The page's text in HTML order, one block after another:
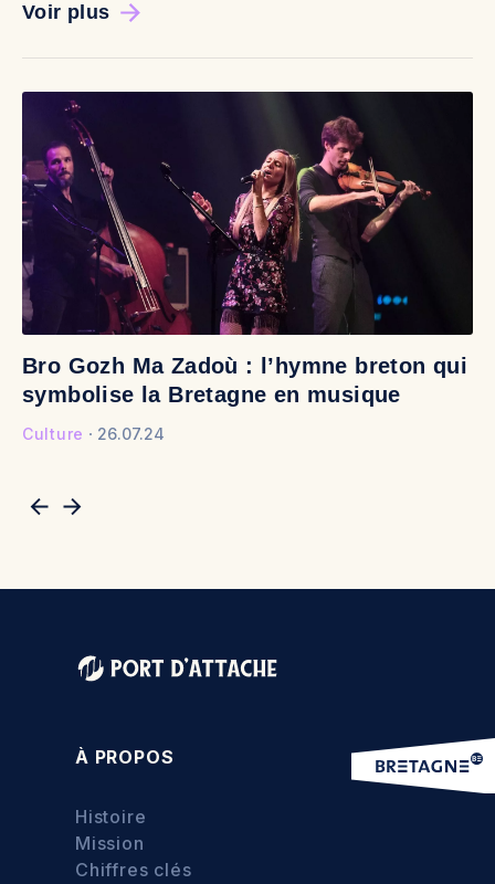
Voir plus
Bro Gozh Ma Zadoù : l’hymne breton qui
symbolise la Bretagne en musique
Culture 26.07.24
À PROPOS
Histoire
Mission
Chiffres clés